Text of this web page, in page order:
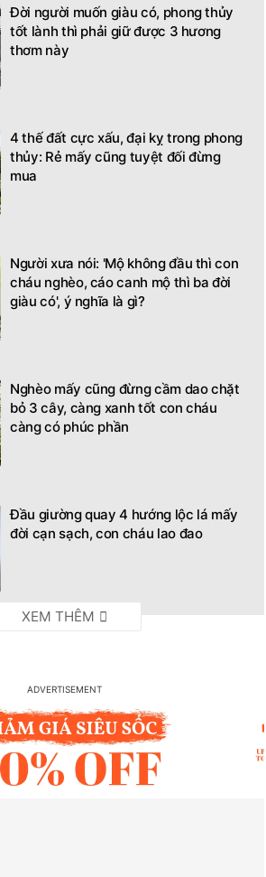
Đời người muốn giàu có, phong thủy
tốt lành thì phải giữ được 3 hương
thơm này
4 thế đất cực xấu, đại kỵ trong phong
thủy: Rẻ mấy cũng tuyệt đối đừng
mua
Người xưa nói: 'Mộ không đầu thì con
cháu nghèo, cáo canh mộ thì ba đời
giàu có', ý nghĩa là gì?
Nghèo mấy cũng đừng cầm dao chặt
bỏ 3 cây, càng xanh tốt con cháu
càng có phúc phần
Đầu giường quay 4 hướng lộc lá mấy
đời cạn sạch, con cháu lao đao